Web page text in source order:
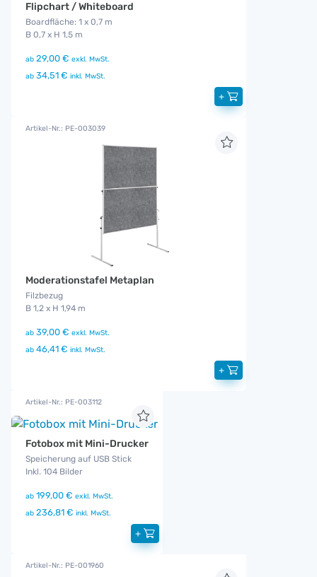
Flipchart / Whiteboard
Boardfläche: 1 x 0,7 m
B 0,7 x H 1,5 m
ab 29,00 € exkl. MwSt.
ab 34,51 € inkl. MwSt.
+
Artikel-Nr.: PE-003039
Moderationstafel Metaplan
Filzbezug
B 1,2 x H 1,94 m
ab 39,00 € exkl. MwSt.
ab 46,41 € inkl. MwSt.
+
Artikel-Nr.: PE-003112
Fotobox mit Mini-Drucker
Speicherung auf USB Stick
Inkl. 104 Bilder
ab 199,00 € exkl. MwSt.
ab 236,81 € inkl. MwSt.
+
Artikel-Nr.: PE-001960